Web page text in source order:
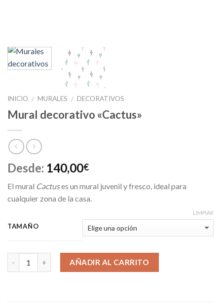
INICIO / MURALES / DECORATIVOS
Mural decorativo «Cactus»
Desde: 140,00€
El mural Cactuses un mural juvenil y fresco, ideal para
cualquier zona de la casa.
TAMAÑO
LIMPIAR
AÑADIR AL CARRITO